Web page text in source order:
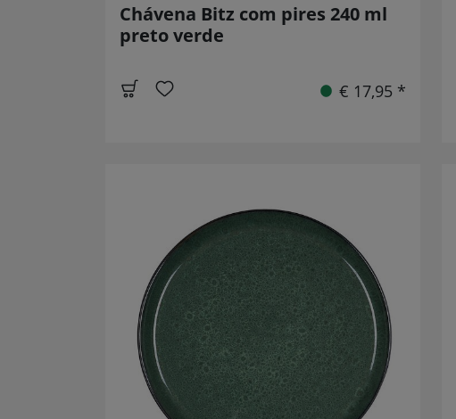
Chávena Bitz com pires 240 ml
preto verde
€ 17,95 *